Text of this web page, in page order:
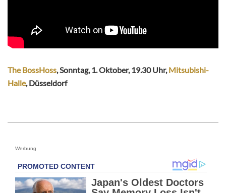
The BossHoss, Sonntag, 1. Oktober, 19.30 Uhr,Mitsubishi-
Halle, Düsseldorf
Werbung